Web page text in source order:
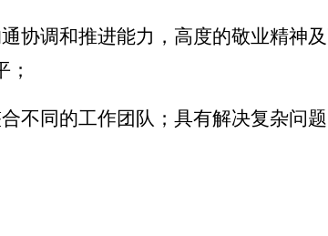
协调和推进能力，高度的敬业精神
不同的工作团队；具有解决复杂问